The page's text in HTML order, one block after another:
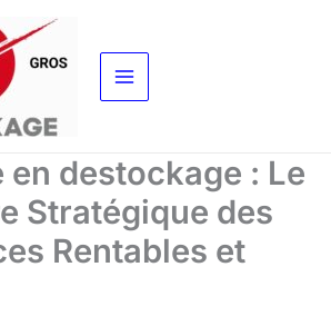
en destockage : Le
Stratégique des
Rentables et